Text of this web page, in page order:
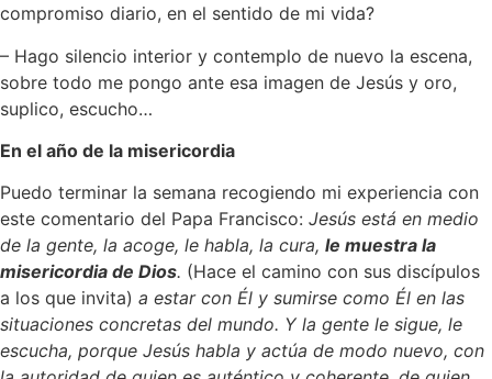
compromiso diario, en el sentido de mi vida?
– Hago silencio interior y contemplo de nuevo la escena,
sobre todo me pongo ante esa imagen de Jesús y oro,
suplico, escucho…
En el año de la misericordia
Puedo terminar la semana recogiendo mi experiencia con
este comentario del Papa Francisco: Jesús está en medio
de la gente, la acoge, le habla, la cura, le muestra la
misericordia de Dios. (Hace el camino con sus discípulos
a los que invita) a estar con Él y sumirse como Él en las
situaciones concretas del mundo. Y la gente le sigue, le
escucha, porque Jesús habla y actúa de modo nuevo, con